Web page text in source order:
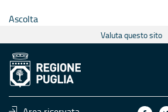
Ascolta
Valuta questo sito